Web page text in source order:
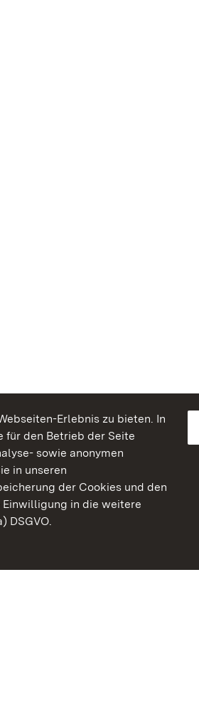
Erlebnis zu bieten. In
für den Betrieb der Seite
sowie anonymen
in unseren
der Cookies und den
Einwilligung in die weitere
DSGVO.